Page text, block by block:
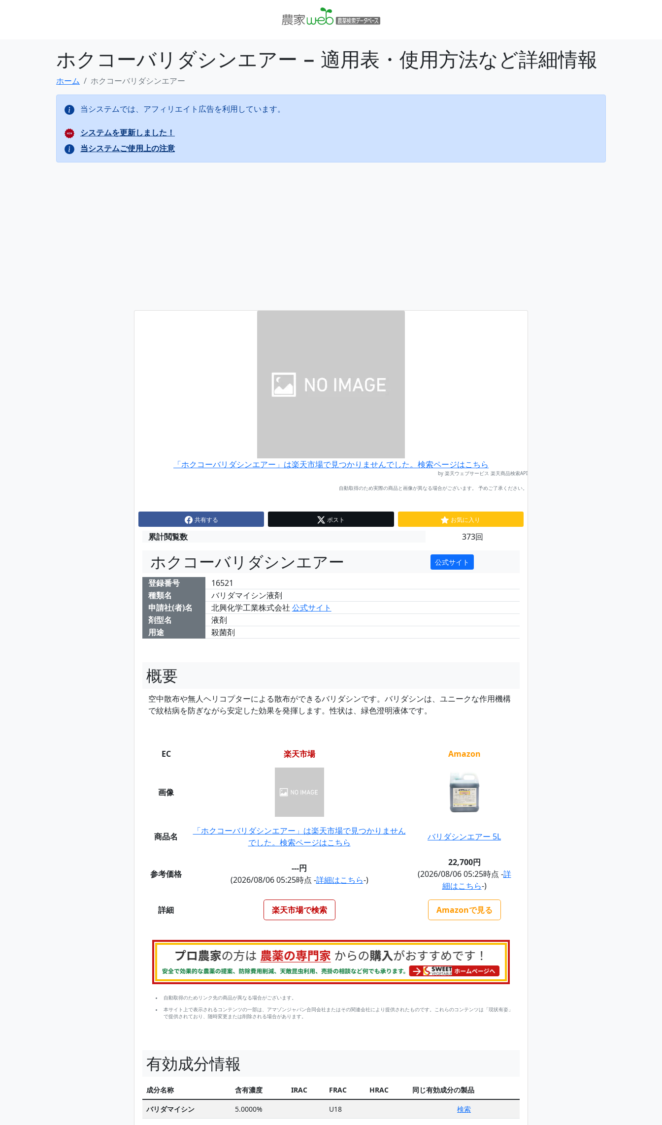
ホクコーバリダシンエアー − 適用表・使用方法など詳細情報
ホーム ホクコーバリダシンエアー
当システムでは、アフィリエイト広告を利用しています。
システムを更新しました！
当システムご使用上の注意
「ホクコーバリダシンエアー」は楽天市場で見つかりませんでした。検索ページはこちら
by 楽天ウェブサービス 楽天商品検索API
自動取得のため実際の商品と画像が異なる場合がございます。 予めご了承ください。
共有する ポスト お気に入り
累計閲覧数 373回
ホクコーバリダシンエアー 公式サイト
登録番号
16521
種類名
バリダマイシン液剤
申請社(者)名
北興化学工業株式会社 公式サイト
剤型名
液剤
用途
殺菌剤
概要
空中散布や無人ヘリコプターによる散布ができるバリダシンです。バリダシンは、ユニークな作用機構
で紋枯病を防ぎながら安定した効果を発揮します。性状は、緑色澄明液体です。
EC 楽天市場 Amazon
画像
商品名
「ホクコーバリダシンエアー」は楽天市場で見つかりません
でした。検索ページはこちら
バリダシンエアー 5L
参考価格
---円
(2026/08/06 05:25時点 -詳細はこちら-)
22,700円
(2026/08/06 05:25時点 -詳
細はこちら-)
詳細 楽天市場で検索 Amazonで見る
自動取得のためリンク先の商品が異なる場合がございます。
本サイト上で表示されるコンテンツの一部は、アマゾンジャパン合同会社またはその関連会社により提供されたものです。これらのコンテンツは「現状有姿」
で提供されており、随時変更または削除される場合があります。
有効成分情報
成分名称 含有濃度 IRAC FRAC HRAC 同じ有効成分の製品
バリダマイシン 5.0000% U18 検索